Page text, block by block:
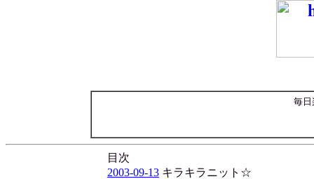
毎日
目次
2003-09-13 キラキラニット☆